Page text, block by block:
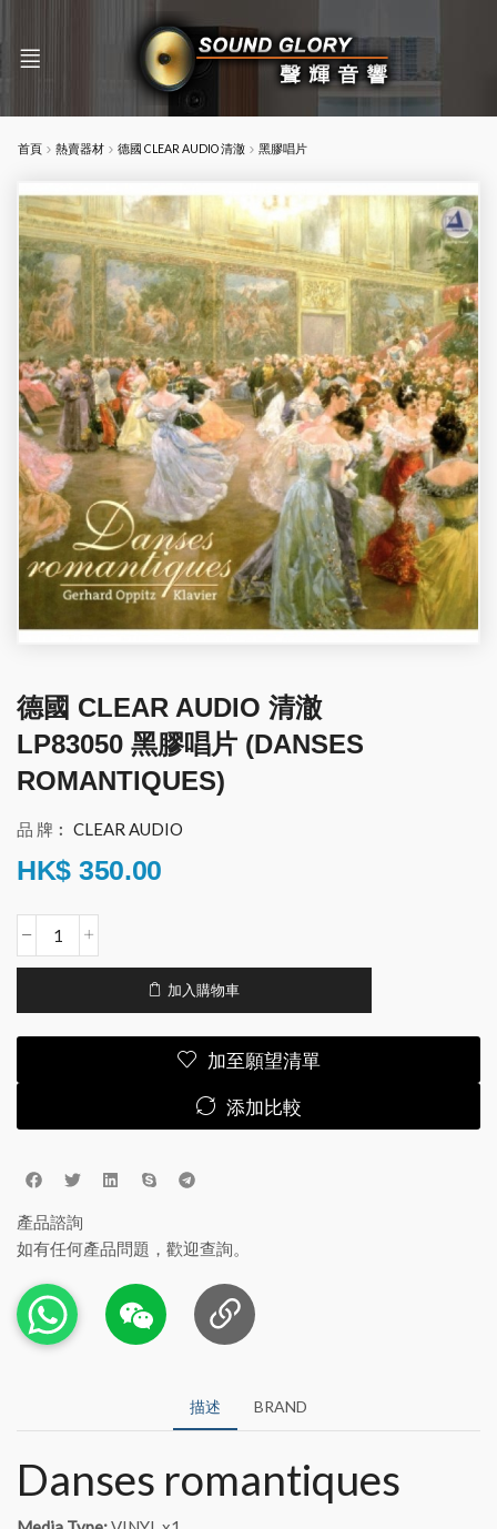
首頁 熱賣器材 德國 CLEAR AUDIO 清澈 黑膠唱片
德國 CLEAR AUDIO 清澈
LP83050 黑膠唱片 (DANSES
ROMANTIQUES)
品 牌︰ CLEAR AUDIO
HK$ 350.00
加入購物車
加至願望清單
添加比較
產品諮詢
如有任何產品問題，歡迎查詢。
描述 BRAND
Danses romantiques